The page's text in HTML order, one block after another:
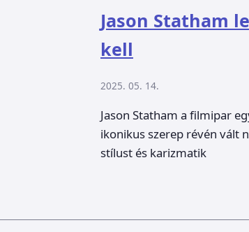
Jason Statham
kell
2025. 05. 14.
Jason Statham a filmipar
ikonikus szerep révén vált
stílust és karizmatik